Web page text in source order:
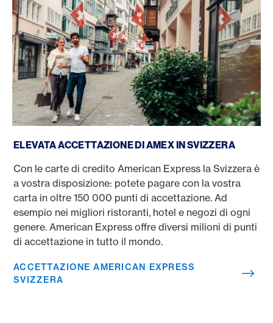
ELEVATA ACCETTAZIONE DI AMEX IN SVIZZERA
Con le carte di credito American Express la Svizzera è
a vostra disposizione: potete pagare con la vostra
carta in oltre 150 000 punti di accettazione. Ad
esempio nei migliori ristoranti, hotel e negozi di ogni
genere. American Express offre diversi milioni di punti
di accettazione in tutto il mondo.
ACCETTAZIONE AMERICAN EXPRESS
SVIZZERA